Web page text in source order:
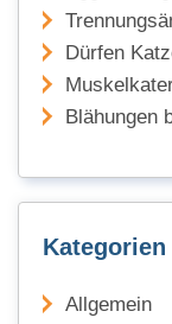
Dürfen
Blähungen
Kategorien
Allgemein